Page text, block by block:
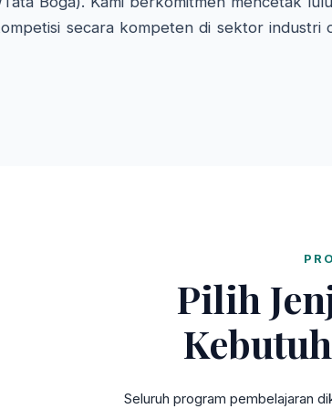
secara kompeten di sektor industri
Pilih
Seluruh program pembelajaran